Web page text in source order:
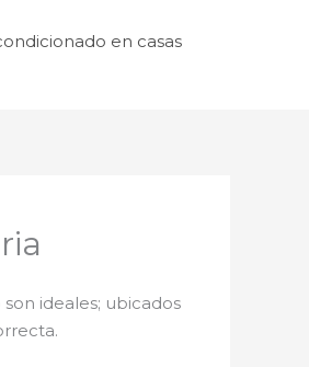
en casas
ideales; ubicados